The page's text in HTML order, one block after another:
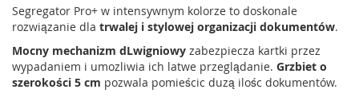
Segregator Pro+ w intensywnym kolorze to doskonale
rozwiązanie dla trwalej i stylowej organizacji dokumentów.
Mocny mechanizm dLwigniowy zabezpiecza kartki przez
wypadaniem i umozliwia ich latwe przeglądanie. Grzbiet o
szerokości 5 cm pozwala pomieścic duzą ilośc dokumentów.